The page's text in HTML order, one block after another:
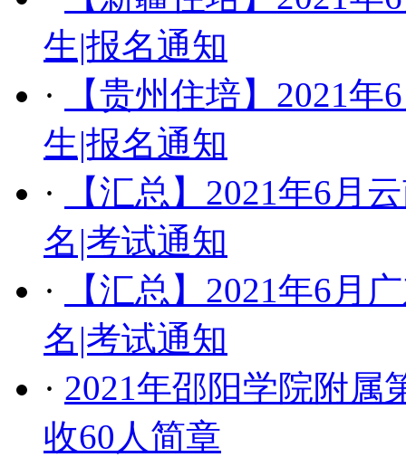
生|报名通知
·
【贵州住培】2021
生|报名通知
·
【汇总】​2021年6月
名|考试通知
·
【汇总】2021年6月
名|考试通知
· 2021年邵阳学院附属
收60人简章